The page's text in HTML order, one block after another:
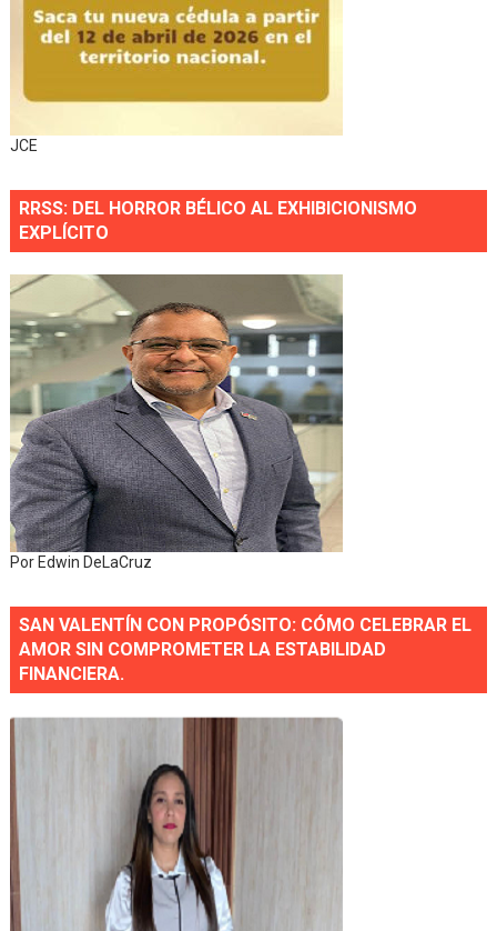
JCE
RRSS: DEL HORROR BÉLICO AL EXHIBICIONISMO
EXPLÍCITO
Por Edwin DeLaCruz
SAN VALENTÍN CON PROPÓSITO: CÓMO CELEBRAR EL
AMOR SIN COMPROMETER LA ESTABILIDAD
FINANCIERA.